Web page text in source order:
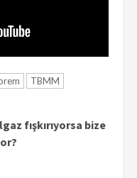
TBMM
fışkırıyorsa bize